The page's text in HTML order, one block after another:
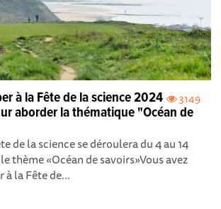
3149
à la Fête de la science 2024
aborder la thématique "Océan de
de la science se déroulera du 4 au 14
thème «Océan de savoirs»Vous avez
la Fête de...